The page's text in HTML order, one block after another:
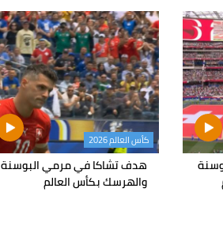
كأس العالم 2026
هدف تشاكا في مرمي البوسنة
والهرسك بكأس العالم